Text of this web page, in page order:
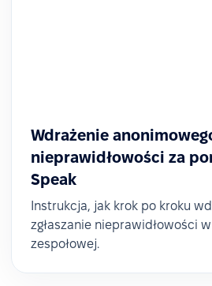
Wdrażenie
nieprawidłowości za
Speak
Instrukcja, jak krok po kroku
zgłaszanie nieprawidłowości
zespołowej.